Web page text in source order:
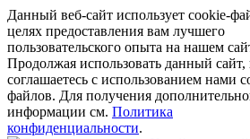
Данный веб-сайт использует cookie-
целях предоставления вам лучшего
пользовательского опыта на нашем
Продолжая использовать данный
соглашаетесь с использованием нами
файлов. Для получения
информации см. Политика
конфиденциальности.